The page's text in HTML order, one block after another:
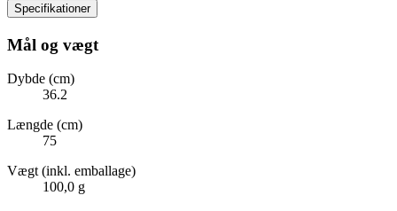
Specifikationer
Mål og vægt
Dybde (cm)
36.2
Længde (cm)
75
Vægt (inkl. emballage)
100,0 g